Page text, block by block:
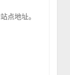
点地址。